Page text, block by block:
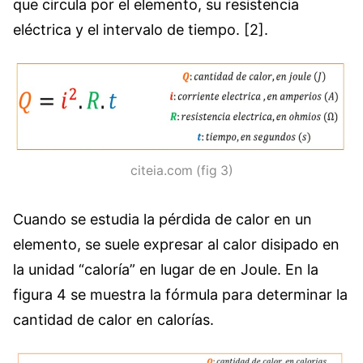
que circula por el elemento, su resistencia
eléctrica y el intervalo de tiempo. [2].
citeia.com (fig 3)
Cuando se estudia la pérdida de calor en un
elemento, se suele expresar al calor disipado en
la unidad “caloría” en lugar de en Joule. En la
figura 4 se muestra la fórmula para determinar la
cantidad de calor en calorías.